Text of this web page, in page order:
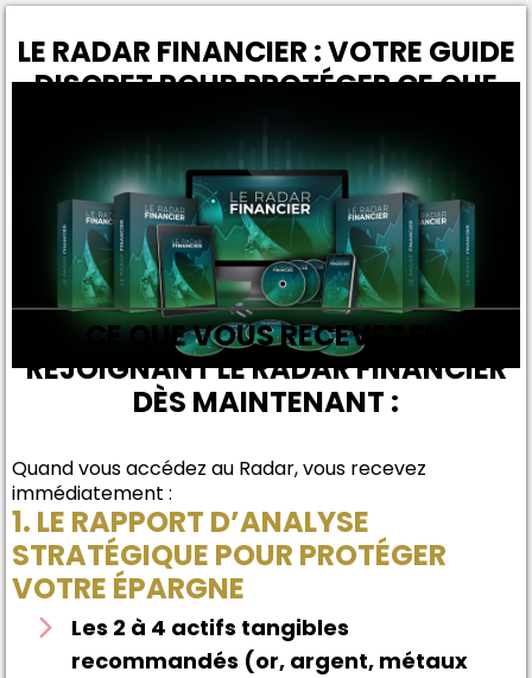
LE RADAR FINANCIER : VOTRE GUIDE
DISCRET POUR PROTÉGER CE QUE
CONSTRUIRE
CE QUE VOUS RECEVEZ EN
REJOIGNANT LE RADAR FINANCIER
DÈS MAINTENANT :
Quand vous accédez au Radar, vous recevez
immédiatement :
1. LE RAPPORT D’ANALYSE
STRATÉGIQUE POUR PROTÉGER
VOTRE ÉPARGNE
Les 2 à 4 actifs tangibles
recommandés (or, argent, métaux